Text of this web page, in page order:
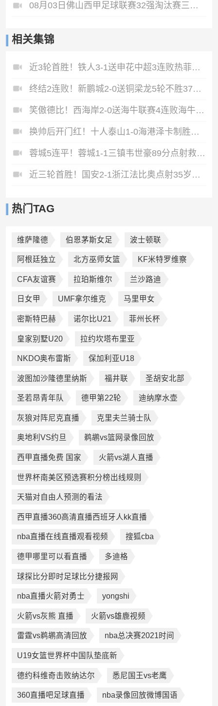
08月03日佛山西甲足球联赛32强淘汰赛三水乐民兴健力宝VS中国澳门澳科精英全场录像
相关集锦
近3轮首胜！铁人3-1送申花中超3连败热菲尼奥双响邦本宜裕传射
终结2连败！新鹏城2-0送铜梁龙5轮不胜37岁姜至鹏破门韦斯利建功
笑傲德比！西海岸2-0送海牛联赛4连败海牛仍垫底西海岸升至第二
换帅后开门红！十人泰山1-0海港泽卡制胜于金永扑点海港三球被吹
蓉城5连平！蓉城1-1三镇韦世豪89分点射救主费利佩造点李昂破门
近三轮首胜！国安2-1浙江法比奥点射35岁张稀哲制胜王钰栋送助攻
热门TAG
维萨隆德 伯恩茅斯女足 波士顿联
阿根廷独立 北方巫师女篮 KF米特罗维察
CFA友谊赛 拉珀斯维尔 兰沙路迪
日女甲 UMF拿尔维克 马里甲女
密斯特巴赫 诺尔比U21 菲州长杯
皇家别墅U20 拉约坎塔布里亚
NKDO奥布雷斯 保加利亚U18
波图加沙隆德里纳斯 福井联 圣胡安北部
圣若昂青年队 德甲第22轮 迪纳摩水壶
灰狼对阵尼克直播 克里夫兰骑士队
奥地利VS约旦 鹈鹕vs篮网录像回放
西甲直播免费 国家 火箭vs湖人直播
世界杯南美区预选赛积分榜出线规则
天猫对自由人预测的看法
西甲直播360高清直播西班牙人kk直播
nba直播在线直播观看视频 搜狐cba
德甲哪里可以看直播 多迪格
球探比分即时足球比分捷报网
nba直播火箭对勇士 yongshi
火箭vs灰熊 直播 火箭vs雄鹿视频
雷霆vs鹈鹕高清回放 nba总决赛2021时间
U19女篮世界杯中国队垫底新
德约科维奇击败纳达尔 悉尼国王vs老鹰
360直播吧足球直播 nba录像回放微博国语